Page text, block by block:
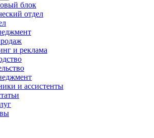
блок
отдел
и реклама
и ассистенты